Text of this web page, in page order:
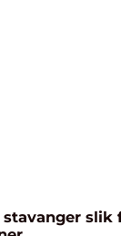
du riktig klinikk